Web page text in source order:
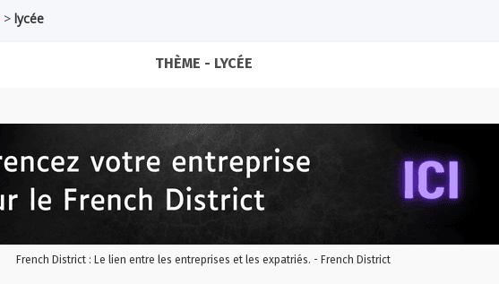
> lycée
THÈME - LYCÉE
French District : Le lien entre les entreprises et les expatriés. - French District